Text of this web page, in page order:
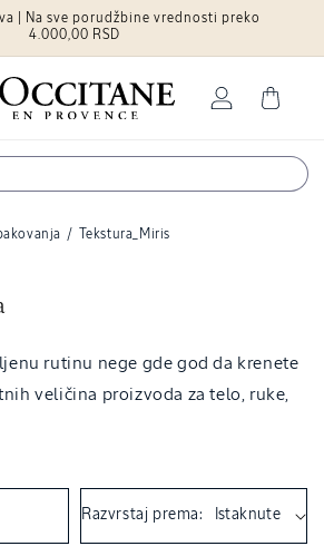
| Na sve porudžbine vrednosti preko
4.000,00 RSD
in
Cart
/ Tekstura_Miris
rutinu nege gde god da krenete
veličina proizvoda za telo, ruke,
Razvrstaj prema: